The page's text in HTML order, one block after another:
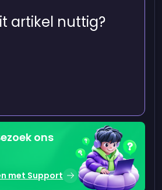
artikel nuttig?
ons
met Support